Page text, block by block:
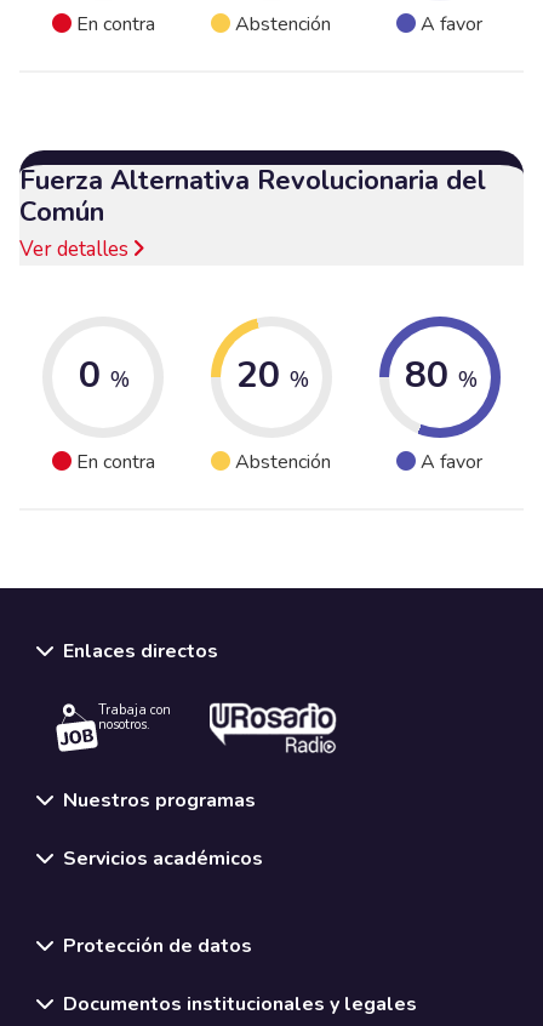
En contra Abstención A favor
Fuerza Alternativa Revolucionaria del
Común
Ver detalles
0 %
En contra
20 %
Abstención
80 %
A favor
Enlaces directos
Trabaja con
nosotros.
Nuestros programas
Servicios académicos
Protección de datos
Documentos institucionales y legales